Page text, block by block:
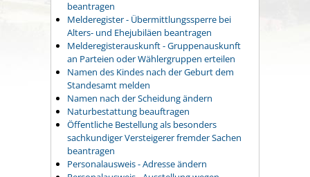
beantragen
Melderegister - Übermittlungssperre bei
Alters- und Ehejubiläen beantragen
Melderegisterauskunft - Gruppenauskunft
an Parteien oder Wählergruppen erteilen
Namen des Kindes nach der Geburt dem
Standesamt melden
Namen nach der Scheidung ändern
Naturbestattung beauftragen
Öffentliche Bestellung als besonders
sachkundiger Versteigerer fremder Sachen
beantragen
Personalausweis - Adresse ändern